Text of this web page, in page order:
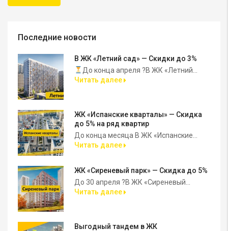
Последние новости
В ЖК «Летний сад» — Скидки до 3%
До конца апреля ?В ЖК «Летний...
Читать далее
ЖК «Испанские кварталы» — Скидка
до 5% на ряд квартир
До конца месяца В ЖК «Испанские...
Читать далее
ЖК «Сиреневый парк» — Скидка до 5%
До 30 апреля ?В ЖК «Сиреневый...
Читать далее
Выгодный тандем в ЖК